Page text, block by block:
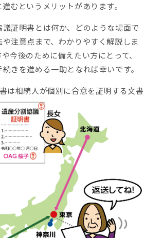
相続権がある人・ない人とは？配
偶者・子・兄弟姉妹の相続順位と
除外される場合
むというメリットがあります。
証明書とは何か、どのような場面で
注意点まで、わかりやすく解説しま
今後のために備えたい方にとって、
きを進める一助となれば幸いです。
は相続人が個別に合意を証明する文書